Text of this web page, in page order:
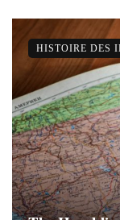
HISTOIRE DES